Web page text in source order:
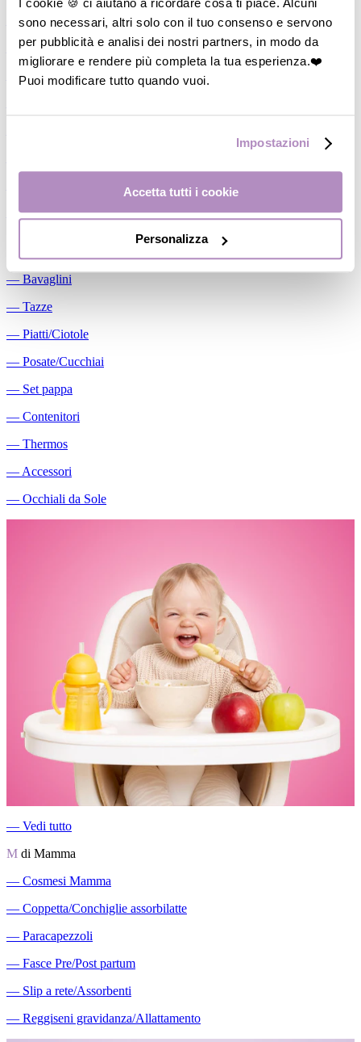
sono necessari, altri solo con il tuo consenso e servono
per pubblicità e analisi dei nostri partners, in modo da
migliorare e rendere più completa la tua esperienza.❤️
Puoi modificare tutto quando vuoi.
Impostazioni
Accetta tutti i cookie
Personalizza
―Biberon
―
Tettarelle
―Succhietti
Conservalatte Materno
―Massaggiagengive
― Bavaglini
― Tazze
― Piatti/Ciotole
― Posate/Cucchiai
― Set pappa
― Contenitori
― Thermos
― Accessori
― Occhiali da Sole
― Vedi tutto
M di Mamma
― Cosmesi Mamma
― Coppetta/Conchiglie assorbilatte
― Paracapezzoli
― Fasce Pre/Post partum
― Slip a rete/Assorbenti
― Reggiseni gravidanza/Allattamento